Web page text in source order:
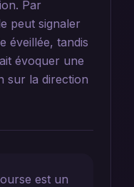
Par
peut signaler
éveillée, tandis
évoquer une
sur la direction
est un